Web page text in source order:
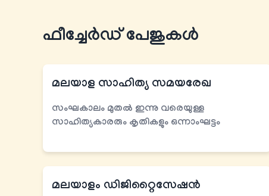
ഫീച്ചേര്‍ഡ് പേജുകൾ
മലയാള സാഹിത്യ സമയരേഖ
സംഘകാലം മുതല്‍ ഇന്നു വരെയുള്ള
സാഹിത്യകാരരും കൃതികളും ഒന്നാംഘട്ടം
മലയാളം ഡിജിറ്റൈസേഷന്‍